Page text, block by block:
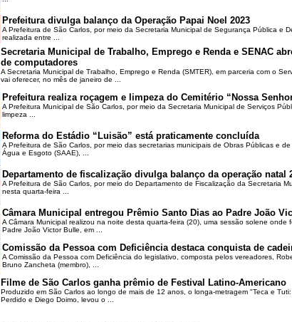
Prefeitura divulga balanço da Operação Papai Noel 2023
A Prefeitura de São Carlos, por meio da Secretaria Municipal de Segurança Pública e
realizada entre ...
Secretaria Municipal de Trabalho, Emprego e Renda e SENAC
de computadores
A Secretaria Municipal de Trabalho, Emprego e Renda (SMTER), em parceria com o
vai oferecer, no mês de janeiro de ...
Prefeitura realiza roçagem e limpeza do Cemitério “Nossa
A Prefeitura Municipal de São Carlos, por meio da Secretaria Municipal de Serviços
limpeza ...
Reforma do Estádio “Luisão” está praticamente concluída
A Prefeitura de São Carlos, por meio das secretarias municipais de Obras Públicas e
Água e Esgoto (SAAE), ...
Departamento de fiscalização divulga balanço da operação natal
A Prefeitura de São Carlos, por meio do Departamento de Fiscalização da Secretaria
nesta quarta-feira ...
Câmara Municipal entregou Prêmio Santo Dias ao Padre João
A Câmara Municipal realizou na noite desta quarta-feira (20), uma sessão solene
Padre João Victor Bulle, em ...
Comissão da Pessoa com Deficiência destaca conquista de
A Comissão da Pessoa com Deficiência do legislativo, composta pelos vereadores,
Bruno Zancheta (membro), ...
Filme de São Carlos ganha prêmio de Festival Latino-Americano
Produzido em São Carlos ao longo de mais de 12 anos, o longa-metragem "Teca e
Perdido e Diego Doimo, levou o ...